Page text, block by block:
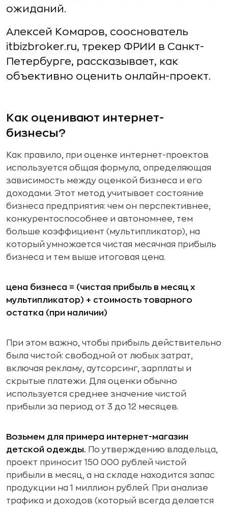
ожиданий.
Алексей Комаров, сооснователь
itbizbroker.ru, трекер ФРИИ в Санкт-
Петербурге, рассказывает, как
объективно оценить онлайн-проект.
Как оценивают интернет-
бизнесы?
Как правило, при оценке интернет-проектов
используется общая формула, определяющая
зависимость между оценкой бизнеса и его
доходами. Этот метод учитывает состояние
бизнеса предприятия: чем он перспективнее,
конкурентоспособнее и автономнее, тем
больше коэффициент (мультипликатор), на
который умножается чистая месячная прибыль
бизнеса и тем выше итоговая цена.
цена бизнеса = (чистая прибыль в месяц x
мультипликатор) + стоимость товарного
остатка (при наличии)
При этом важно, чтобы прибыль действительно
была чистой: свободной от любых затрат,
включая рекламу, аутсорсинг, зарплаты и
скрытые платежи. Для оценки обычно
используется среднее значение чистой
прибыли за период от 3 до 12 месяцев.
Возьмем для примера интернет-магазин
детской одежды. По утверждению владельца,
проект приносит 150 000 рублей чистой
прибыли в месяц, а на складе находится запас
продукции на 1 миллион рублей. При анализе
трафика и доходов (который всегда делается